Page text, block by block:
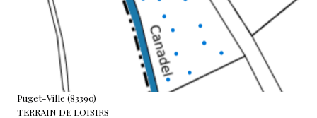
Puget-Ville (83390)
TERRAIN DE LOISIRS